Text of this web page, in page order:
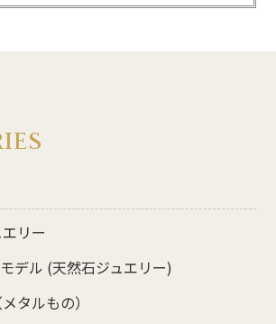
リー
デル (天然石ジュエリー)
タルもの）